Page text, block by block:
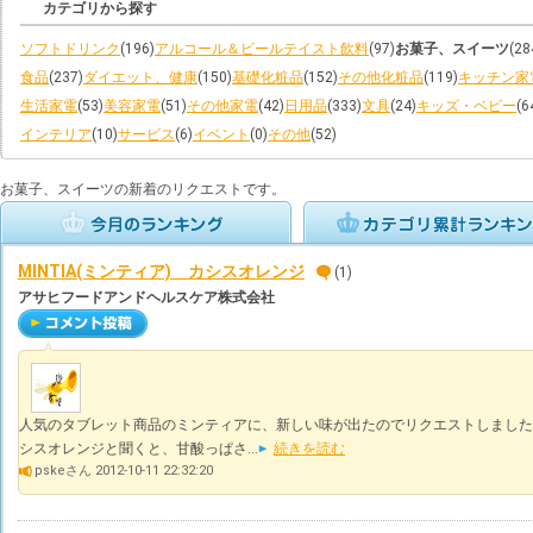
カテゴリから探す
ソフトドリンク (196)アルコール＆ビールテイスト飲料(97)お菓子、スイーツ
食品(237)ダイエット、健康(150)基礎化粧品(152)その他化粧品(119)キッチン家
生活家電(53)美容家電(51)その他家電(42) 日用品(333)文具(24)キッズ・ベビー
インテリア(10)サービス(6)イベント (0)その他(52)
お菓子、スイーツの新着のリクエストです。
MINTIA(ミンティア) カシスオレンジ
(1)
アサヒフードアンドヘルスケア株式会社
人気のタブレット商品のミンティアに、新しい味が出たのでリクエストしまし
シスオレンジと聞くと、甘酸っぱさ...
続きを読む
pskeさん 2012-10-11 22:32:20